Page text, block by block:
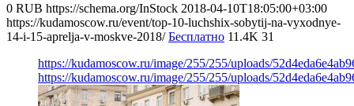
0 RUB https://schema.org/InStock 2018-04-10T18:05:00+03:00
https://kudamoscow.ru/event/top-10-luchshix-sobytij-na-vyxodnye-
14-i-15-aprelja-v-moskve-2018/ Бесплатно 11.4K 31
https://kudamoscow.ru/image/255/255/uploads/
https://kudamoscow.ru/image/255/255/uploads/